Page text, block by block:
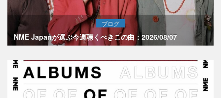
ブログ
NME Japanが選ぶ今週聴くべきこの曲：2026/08/07